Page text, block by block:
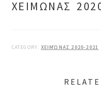
ΧΕΙΜΩΝΑΣ
CATEGORY: ΧΕΙΜΏΝΑΣ 2020-2021